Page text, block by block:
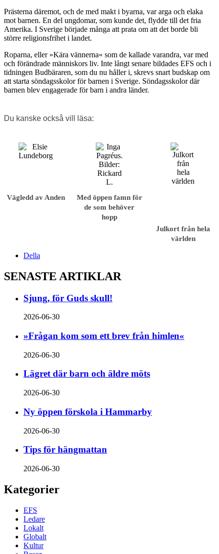
Prästerna däremot, och de med makt i byarna, var arga och elaka
mot barnen. En del ungdomar, som kunde det, flydde till det fria
Amerika. I Sverige började många att prata om att det borde bli
större religionsfrihet i landet.
Roparna, eller »Kära vännerna« som de kallade varandra, var med
och förändrade människors liv. Inte långt senare bildades EFS och i
tidningen Budbäraren, som du nu håller i, skrevs snart budskap om
att starta söndagsskolor för barnen i Sverige. Söndagsskolor där
barnen blev engagerade för barn i andra länder.
Du kanske också vill läsa:
Vägledd av Anden
Med öppen famn för
de som behöver
hopp
Julkort från hela
världen
Della
SENASTE ARTIKLAR
Sjung, för Guds skull!
2026-06-30
»Frågan kom som ett brev från himlen«
2026-06-30
Lägret där barn och äldre möts
2026-06-30
Ny öppen förskola i Hammarby
2026-06-30
Tips för hängmattan
2026-06-30
Kategorier
EFS
Ledare
Lokalt
Globalt
Kultur